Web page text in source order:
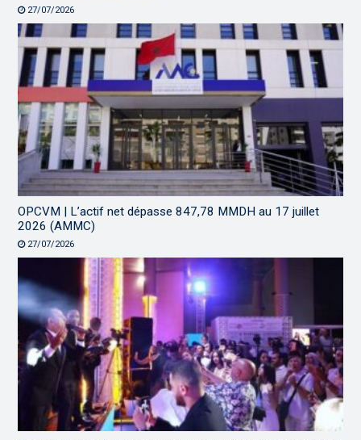
27/07/2026
OPCVM | L’actif net dépasse 847,78 MMDH au 17 juillet
2026 (AMMC)
27/07/2026